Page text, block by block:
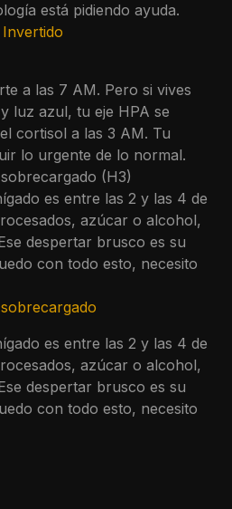
está pidiendo ayuda.
a las 7 AM. Pero si vives
luz azul, tu eje HPA se
cortisol a las 3 AM. Tu
lo urgente de lo normal.
(H3)
es entre las 2 y las 4 de
azúcar o alcohol,
despertar brusco es su
con todo esto, necesito
es entre las 2 y las 4 de
azúcar o alcohol,
despertar brusco es su
con todo esto, necesito